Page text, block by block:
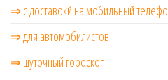
Нежные,
Приятные
каждый день и
⇒ с доставокй на мобильный
⇒ для автомобилистов
⇒ шуточный гороскоп